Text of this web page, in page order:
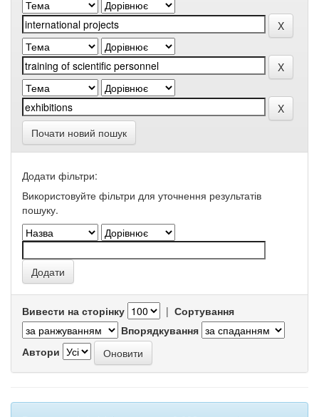
Почати новий пошук
Додати фільтри:
Використовуйте фільтри для уточнення результатів
пошуку.
Вивести на сторінку | Сортування
Впорядкування
Автори